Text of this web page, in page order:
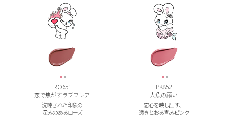
RO651
恋で焦がすラブフレア
洗練された印象の
深みのあるローズ
PK852
人魚の願い
恋心を映し出す、
透きとおる青みピンク